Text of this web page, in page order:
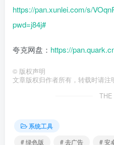
https://pan.xunlei.com/s/
pwd=j84j#
夸克网盘： https://
© 版权声明
文章版权归作者所有，转载时请注
THE
系统工具
# 绿色版
# 去广告 # 安